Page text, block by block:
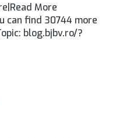
More
can find 30744 more
blog.bjbv.ro/?